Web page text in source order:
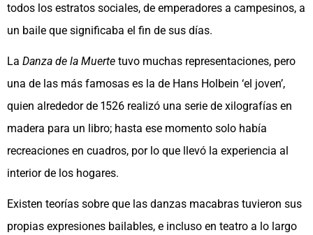
todos los estratos sociales, de emperadores a campesinos, a
un baile que significaba el fin de sus días.
La Danza de la Muerte tuvo muchas representaciones, pero
una de las más famosas es la de Hans Holbein ‘el joven’,
quien alrededor de 1526 realizó una serie de xilografías en
madera para un libro; hasta ese momento solo había
recreaciones en cuadros, por lo que llevó la experiencia al
interior de los hogares.
Existen teorías sobre que las danzas macabras tuvieron sus
propias expresiones bailables, e incluso en teatro a lo largo